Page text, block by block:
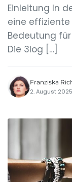
Einleitung In
eine
Bedeutung
Die 3log […]
Franziska
2. August 2025